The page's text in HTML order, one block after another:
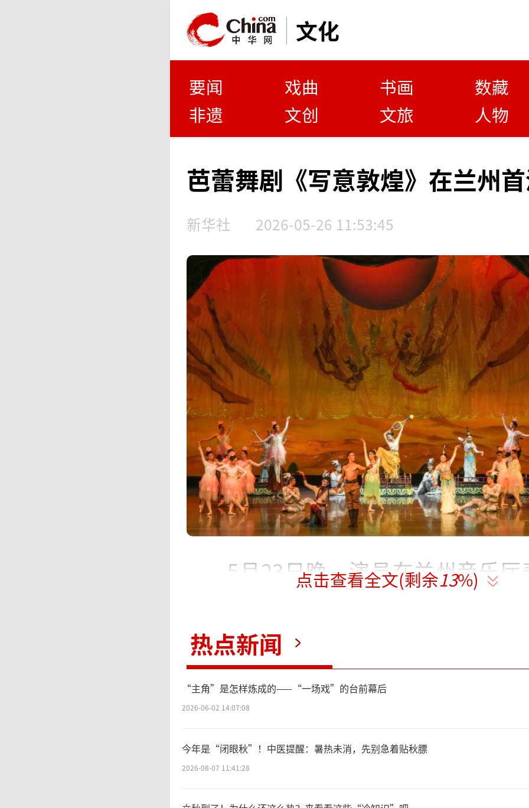
文化
要闻 戏曲 书画
数藏
非遗
文创 文旅 人物
芭蕾舞剧《写意敦煌》在兰州
新华社 2026-05-26 11:53:45
5月23日晚，演员在兰州音乐
5月23日晚，由兰州大剧院出品
蕾舞剧《写意敦煌》在兰州音乐厅
从敦煌壁画汲取创作灵感，以芭蕾
路传奇故事，生动展现了传统文化
点击查看全文(剩余13%)
热点新闻
“主角”是怎样炼成的——“一场戏”的台前幕后
2026-06-02 14:07:08
今年是“闭眼秋”！中医提醒：暑热未消，先别急着贴秋膘
2026-08-07 11:41:28